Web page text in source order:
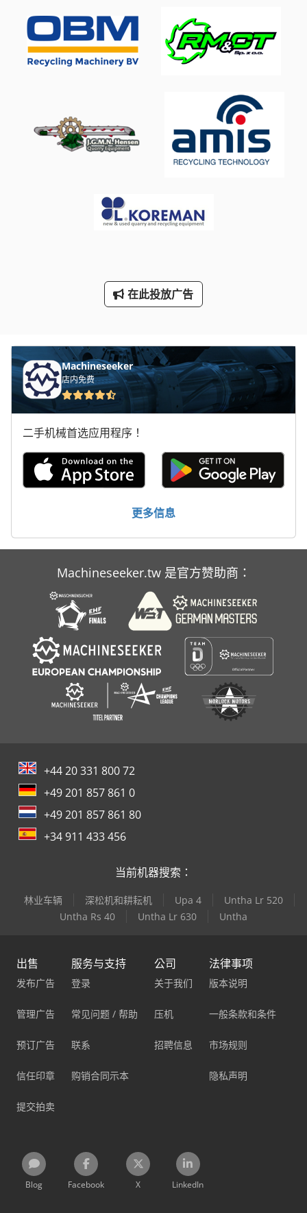
货架
货架 货架
在此投放广告
Machineseeker
店内免费
二手机械首选应用程序！
更多信息
Machineseeker.tw 是官方赞助商：
+44 20 331 800 72
+49 201 857 861 0
+49 201 857 861 80
+34 911 433 456
当前机器搜索：
林业车辆 深松机和耕耘机 Upa 4
Untha Lr 520
Untha Rs 40
Untha Lr 630 Untha
出售
发布广告
管理广告
预订广告
信任印章
提交拍卖
服务与支持
登录
常见问题 / 帮助
联系
购销合同示本
公司
关于我们
压机
招聘信息
法律事项
版本说明
一般条款和条件
市场规则
隐私声明
Blog Facebook X LinkedIn